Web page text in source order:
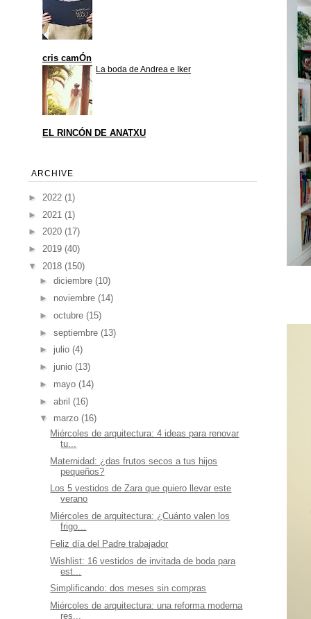
cris camÓn
La boda de Andrea e Iker
EL RINCÓN DE ANATXU
ARCHIVE
► 2022 (1)
► 2021 (1)
► 2020 (17)
► 2019 (40)
▼ 2018 (150)
► diciembre (10)
► noviembre (14)
► octubre (15)
► septiembre (13)
► julio (4)
► junio (13)
► mayo (14)
► abril (16)
▼ marzo (16)
Miércoles de arquitectura: 4 ideas para renovar
tu...
Maternidad: ¿das frutos secos a tus hijos
pequeños?
Los 5 vestidos de Zara que quiero llevar este
verano
Miércoles de arquitectura: ¿Cuánto valen los
frigo...
Feliz día del Padre trabajador
Wishlist: 16 vestidos de invitada de boda para
est...
Simplificando: dos meses sin compras
Miércoles de arquitectura: una reforma moderna
res...